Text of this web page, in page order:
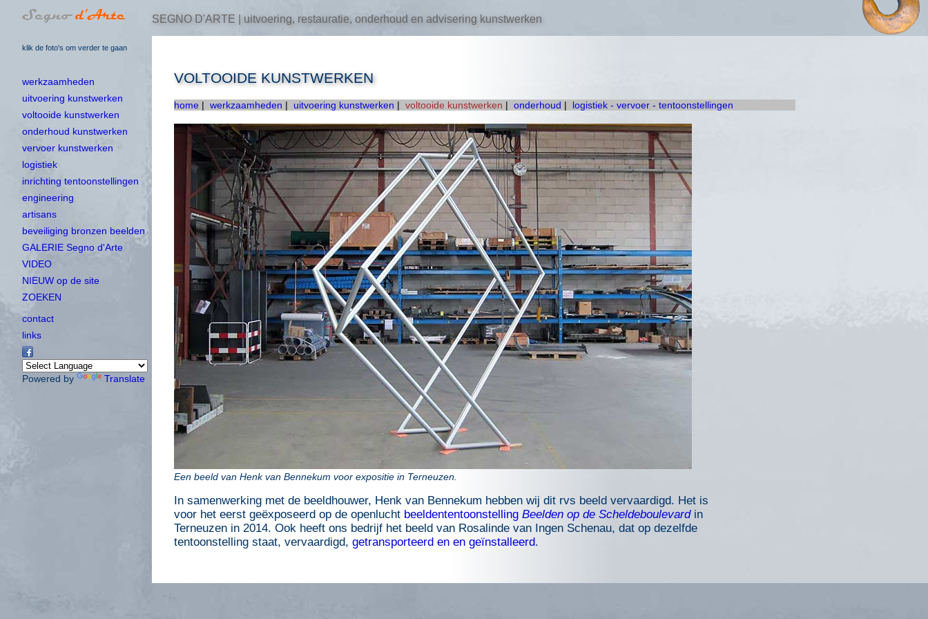
klik de foto's om verder te gaan
SEGNO D'ARTE | uitvoering, restauratie, onderhoud en advisering kunstwerken
werkzaamheden
uitvoering kunstwerken
voltooide kunstwerken
onderhoud kunstwerken
vervoer kunstwerken
logistiek
inrichting tentoonstellingen
engineering
artisans
beveiliging bronzen beelden
GALERIE Segno d'Arte
VIDEO
NIEUW op de site
ZOEKEN
contact
links
Powered by Translate
VOLTOOIDE KUNSTWERKEN
home | werkzaamheden | uitvoering kunstwerken | voltooide kunstwerken | onderhoud | logistiek - vervoer - tentoonstellingen
Een beeld van Henk van Bennekum voor expositie in Terneuzen.
In samenwerking met de beeldhouwer, Henk van Bennekum hebben wij dit rvs beeld vervaardigd. Het is
voor het eerst geëxposeerd op de openlucht beeldententoonstelling Beelden op de Scheldeboulevardin
Terneuzen in 2014. Ook heeft ons bedrijf het beeld van Rosalinde van Ingen Schenau, dat op dezelfde
tentoonstelling staat, vervaardigd, getransporteerd en en geïnstalleerd.